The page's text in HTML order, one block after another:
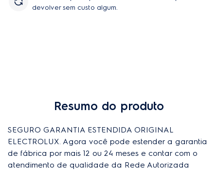
devolver sem custo algum.
Resumo do produto
SEGURO GARANTIA ESTENDIDA ORIGINAL
ELECTROLUX. Agora você pode estender a garantia
de fábrica por mais 12 ou 24 meses e contar com o
atendimento de qualidade da Rede Autorizada